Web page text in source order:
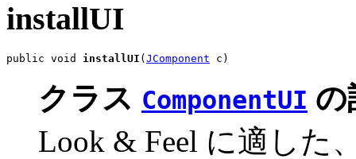
installUI
public void installUI ( JComponent c)
クラス ComponentUI の
Look & Feel に適した